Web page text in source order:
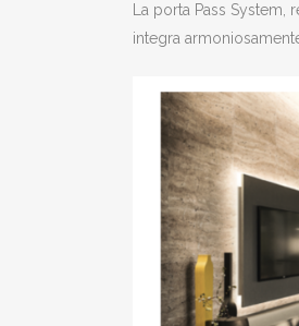
La porta Pass System,
integra